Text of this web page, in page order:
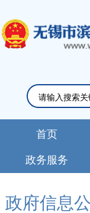
首页
政务服务
政府信息